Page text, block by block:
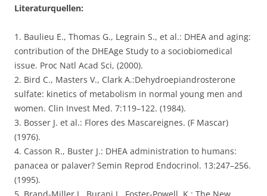
Literaturquellen:
1. Baulieu E., Thomas G., Legrain S., et al.: DHEA and aging:
contribution of the DHEAge Study to a sociobiomedical
issue. Proc Natl Acad Sci, (2000).
2. Bird C., Masters V., Clark A.:Dehydroepiandrosterone
sulfate: kinetics of metabolism in normal young men and
women. Clin Invest Med. 7:119–122. (1984).
3. Bosser J. et al.: Flores des Mascareignes. (F Mascar)
(1976).
4. Casson R., Buster J.: DHEA administration to humans:
panacea or palaver? Semin Reprod Endocrinol. 13:247–256.
(1995).